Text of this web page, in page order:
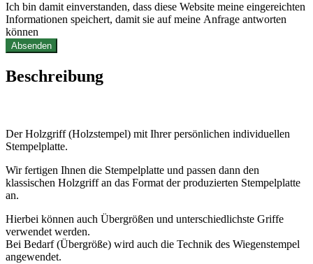
Ich bin damit einverstanden, dass diese Website meine eingereichten
Informationen speichert, damit sie auf meine Anfrage antworten
können
Absenden
Beschreibung
Der Holzgriff (Holzstempel) mit Ihrer persönlichen individuellen
Stempelplatte.
Wir fertigen Ihnen die Stempelplatte und passen dann den
klassischen Holzgriff an das Format der produzierten Stempelplatte
an.
Hierbei können auch Übergrößen und unterschiedlichste Griffe
verwendet werden.
Bei Bedarf (Übergröße) wird auch die Technik des Wiegenstempel
angewendet.